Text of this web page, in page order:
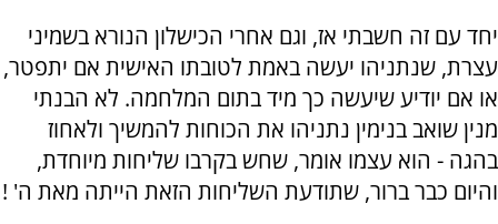
יחד עם זה חשבתי אז, וגם אחרי הכישלון הנורא בשמיני
עצרת, שנתניהו יעשה באמת לטובתו האישית אם יתפטר,
או אם יודיע שיעשה כך מיד בתום המלחמה. לא הבנתי
מנין שואב בנימין נתניהו את הכוחות להמשיך ולאחוז
בהגה - הוא עצמו אומר, שחש בקרבו שליחות מיוחדת,
והיום כבר ברור, שתודעת השליחות הזאת הייתה מאת ה' !